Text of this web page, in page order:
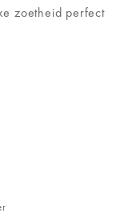
zoetheid perfect